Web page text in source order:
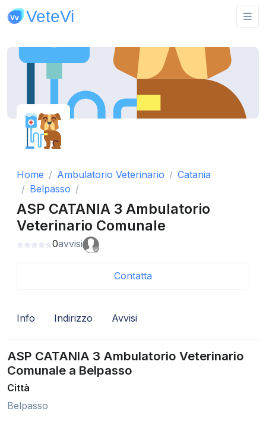
Home Ambulatorio Veterinario
Catania
Belpasso
ASP CATANIA 3 Ambulatorio
Veterinario Comunale
0avvisi
Contatta
Info Indirizzo Avvisi
ASP CATANIA 3 Ambulatorio Veterinario
Comunale a Belpasso
Città
Belpasso